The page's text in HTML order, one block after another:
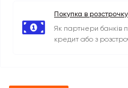
Покупка в
Як партнери банків
кредит або з